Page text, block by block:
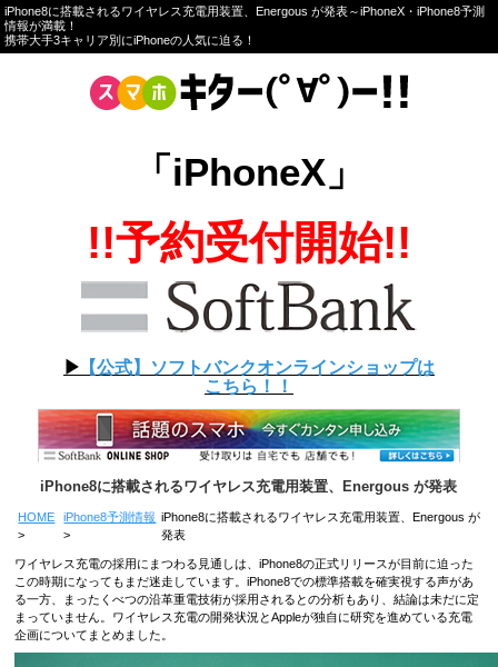
iPhone8に搭載されるワイヤレス充電用装置、Energous が発表～iPhoneX・iPhone8予測
情報が満載！
携帯大手3キャリア別にiPhoneの人気に迫る！
「iPhoneX」
!!予約受付開始!!
▶︎ 【公式】ソフトバンクオンラインショップは
こちら！！
iPhone8に搭載されるワイヤレス充電用装置、Energous が発表
HOME iPhone8予測情報 iPhone8に搭載されるワイヤレス充電用装置、Energous が
発表
ワイヤレス充電の採用にまつわる見通しは、iPhone8の正式リリースが目前に迫った
この時期になってもまだ迷走しています。iPhone8での標準搭載を確実視する声があ
る一方、まったくべつの沿革重電技術が採用されるとの分析もあり、結論は未だに定
まっていません。ワイヤレス充電の開発状況とAppleが独自に研究を進めている充電
企画についてまとめました。